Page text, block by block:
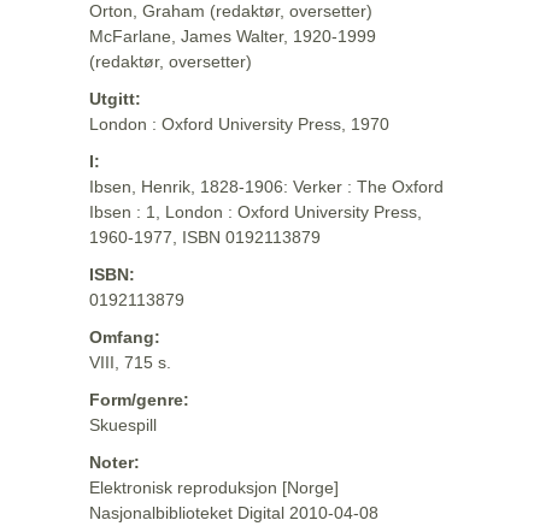
Orton, Graham (redaktør, oversetter)
McFarlane, James Walter, 1920-1999
(redaktør, oversetter)
Utgitt:
London : Oxford University Press, 1970
I:
Ibsen, Henrik, 1828-1906: Verker : The Oxford
Ibsen : 1, London : Oxford University Press,
1960-1977, ISBN 0192113879
ISBN:
0192113879
Omfang:
VIII, 715 s.
Form/genre:
Skuespill
Noter:
Elektronisk reproduksjon [Norge]
Nasjonalbiblioteket Digital 2010-04-08